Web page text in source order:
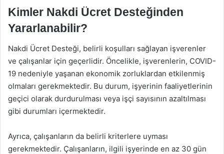
Kimler Nakdi Ücret Desteğinden
Yararlanabilir?
Nakdi Ücret Desteği, belirli koşulları sağlayan işverenler
ve çalışanlar için geçerlidir. Öncelikle, işverenlerin, COVID-
19 nedeniyle yaşanan ekonomik zorluklardan etkilenmiş
olmaları gerekmektedir. Bu durum, işyerinin faaliyetlerinin
geçici olarak durdurulması veya işçi sayısının azaltılması
gibi durumları içermektedir.
Ayrıca, çalışanların da belirli kriterlere uyması
gerekmektedir. Çalışanların, ilgili işyerinde en az 30 gün